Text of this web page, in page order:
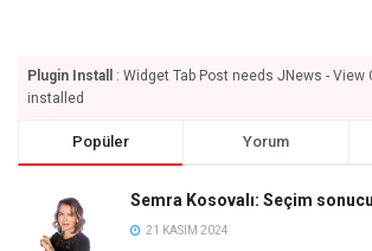
Plugin Install
: Widget Tab Post needs JNews - View
installed
Popüler Yorum
Semra Kosovalı: Seçim
21 KASIM 2024